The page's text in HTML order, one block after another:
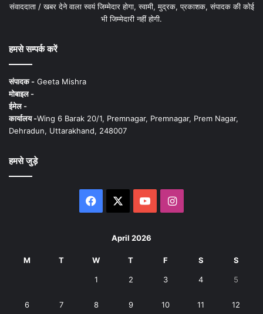
संवाददाता / खबर देने वाला स्वयं जिम्मेदार होगा, स्वामी, मुद्रक, प्रकाशक, संपादक की कोई
भी जिम्मेदारी नहीं होगी.
हमसे सम्पर्क करें
संपादक - Geeta Mishra
मोबाइल -
ईमेल -
कार्यालय -Wing 6 Barak 20/1, Premnagar, Premnagar, Prem Nagar,
Dehradun, Uttarakhand, 248007
हमसे जुड़े
Facebook YouTubeInstagram
April 2026
M T W T F S S
1 2 3 4 5
6 7 8 9 10 11 12